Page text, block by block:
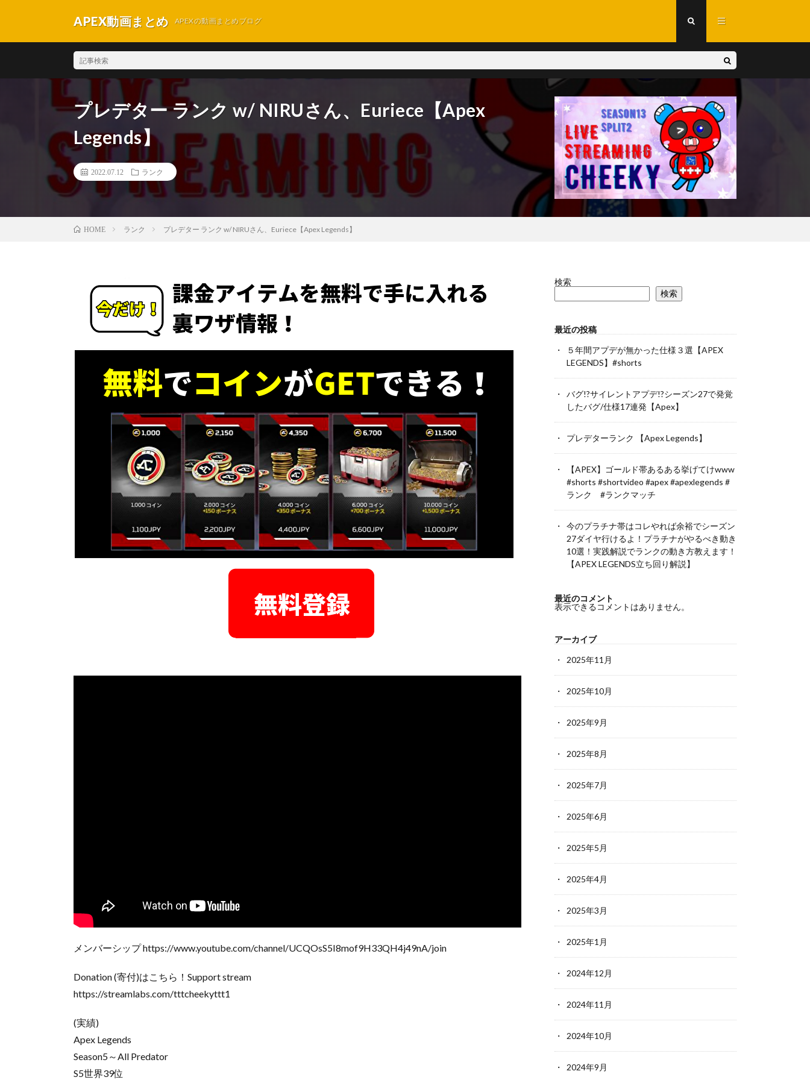
APEX動画まとめ APEXの動画まとめブログ
プレデター ランク w/ NIRUさん、Euriece【Apex
Legends】
2022.07.12 ランク
HOME ランク プレデター ランク w/ NIRUさん、Euriece【Apex Legends】
メンバーシップ https://www.youtube.com/channel/UCQOsS5I8mof9H33QH4j49nA/join
Donation (寄付)はこちら！Support stream
https://streamlabs.com/tttcheekyttt1
(実績)
Apex Legends
Season5～All Predator
S5世界39位
検索
検索
最近の投稿
５年間アプデが無かった仕様３選【APEX
LEGENDS】#shorts
バグ!?サイレントアプデ!?シーズン27で発覚
したバグ/仕様17連発【Apex】
プレデターランク 【Apex Legends】
【APEX】ゴールド帯あるある挙げてけwww
#shorts #shortvideo #apex #apexlegends #
ランク #ランクマッチ
今のプラチナ帯はコレやれば余裕でシーズン
27ダイヤ行けるよ！プラチナがやるべき動き
10選！実践解説でランクの動き方教えます！
【APEX LEGENDS立ち回り解説】
最近のコメント
表示できるコメントはありません。
アーカイブ
2025年11月
2025年10月
2025年9月
2025年8月
2025年7月
2025年6月
2025年5月
2025年4月
2025年3月
2025年1月
2024年12月
2024年11月
2024年10月
2024年9月